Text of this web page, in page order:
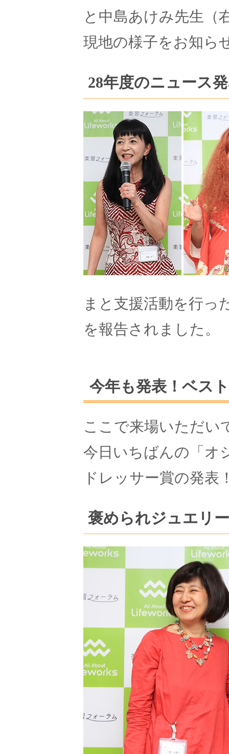
と中島あけみ先生（
現地の様子をお知ら
28年度のニュース
まと支援活動を行っ
を報告されました。
今年も発表！ベス
ここで来場いただい
今日いちばんの「オ
ドレッサー賞の発表
褒められジュエリ